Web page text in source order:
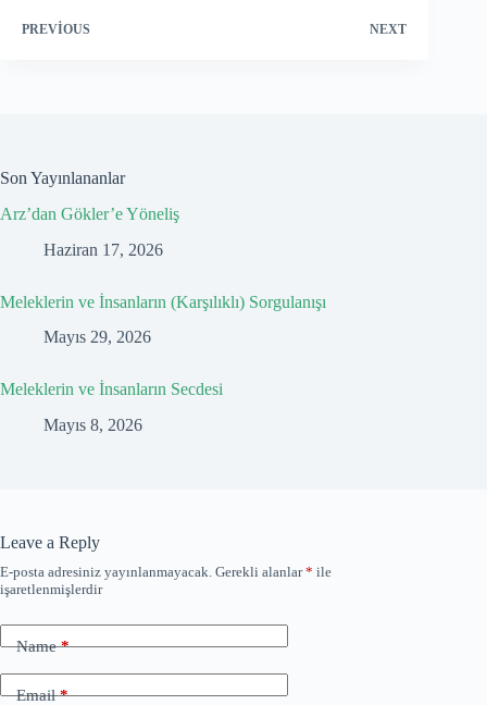
PREVIOUS NEXT
Son Yayınlananlar
Arz’dan Gökler’e Yöneliş
Haziran 17, 2026
Meleklerin ve İnsanların (Karşılıklı) Sorgulanışı
Mayıs 29, 2026
Meleklerin ve İnsanların Secdesi
Mayıs 8, 2026
Leave a Reply
E-posta adresiniz yayınlanmayacak. Gerekli alanlar* ile
işaretlenmişlerdir
Name*
Email*